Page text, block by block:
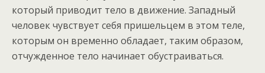
который приводит тело в движение. Западный
человек чувствует себя пришельцем в этом теле,
которым он временно обладает, таким образом,
отчужденное тело начинает обустраиваться.